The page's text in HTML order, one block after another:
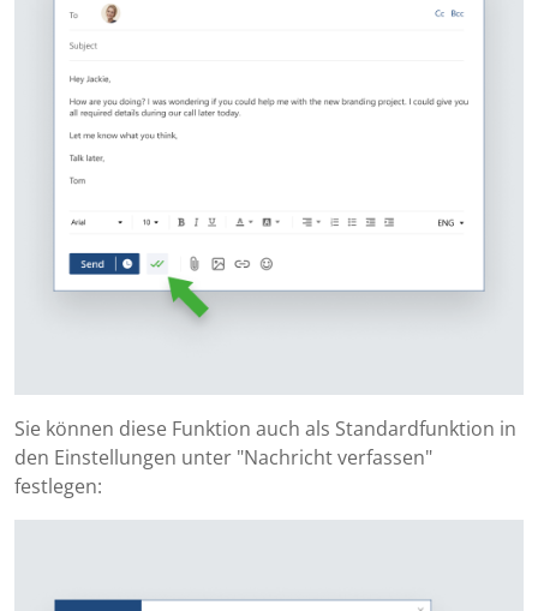
Sie können diese Funktion auch als Standardfunktion in
den Einstellungen unter "Nachricht verfassen"
festlegen: